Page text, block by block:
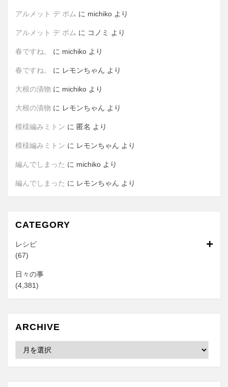
アルメット デ ポム に michiko より
アルメット デ ポム に コノミ より
春ですね。 に michiko より
春ですね。 に レモンちゃん より
大根の漬物 に michiko より
大根の漬物 に レモンちゃん より
模様編みミトン に 匿名 より
模様編みミトン に レモンちゃん より
編んでしまった に michiko より
編んでしまった に レモンちゃん より
CATEGORY
レシピ
(67)
日々の事
(4,381)
ARCHIVE
Archive